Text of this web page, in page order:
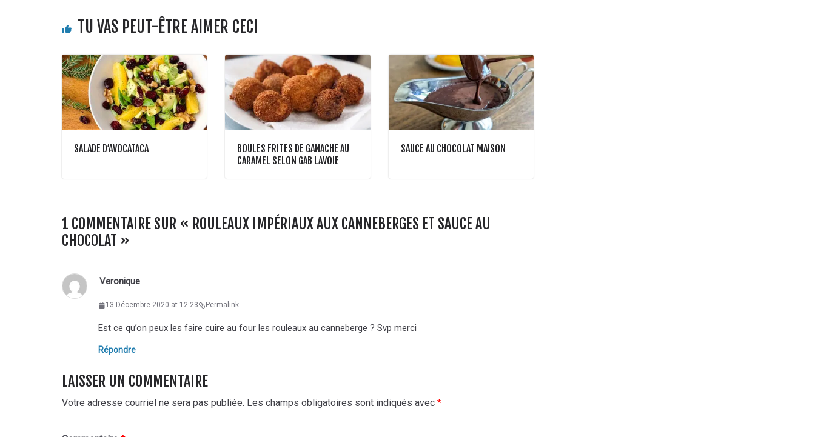
TU VAS PEUT-ÊTRE AIMER CECI
SALADE D’AVOCATACA
BOULES FRITES DE GANACHE AU
CARAMEL SELON GAB LAVOIE
SAUCE AU CHOCOLAT MAISON
1 COMMENTAIRE SUR « ROULEAUX IMPÉRIAUX AUX CANNEBERGES ET SAUCE AU
CHOCOLAT »
Veronique
13 Décembre 2020 at 12:23 Permalink
Est ce qu’on peux les faire cuire au four les rouleaux au canneberge ? Svp merci
Répondre
LAISSER UN COMMENTAIRE
Votre adresse courriel ne sera pas publiée. Les champs obligatoires sont indiqués avec *